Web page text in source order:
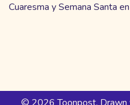
Cuaresma y Semana Santa